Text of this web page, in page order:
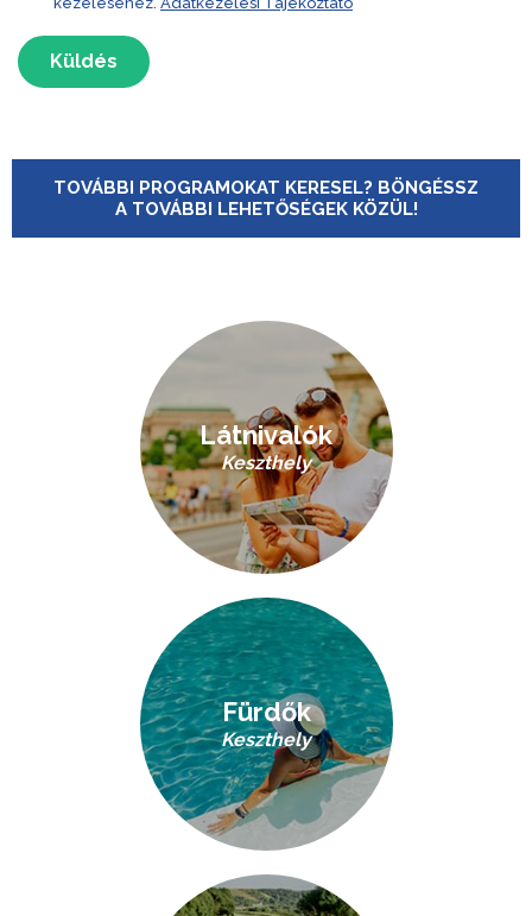
Küldés
TOVÁBBI PROGRAMOKAT KERESEL? BÖNGÉSSZ
A TOVÁBBI LEHETŐSÉGEK KÖZÜL!
Látnivalók
Keszthely
Fürdők
Keszthely